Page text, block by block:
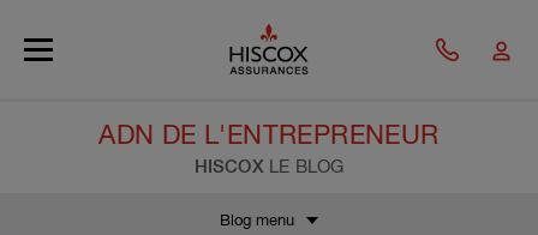
ADN DE L'ENTREPRENEUR
HISCOX LE BLOG
Blog menu